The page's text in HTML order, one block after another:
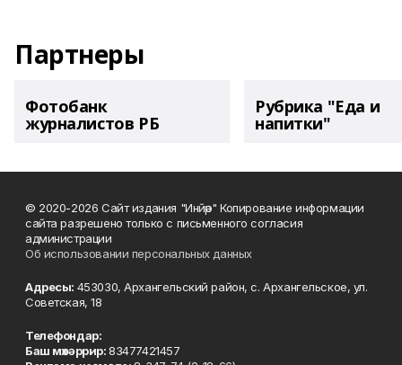
Партнеры
Фотобанк
журналистов РБ
Рубрика "Еда и
напитки"
© 2020-2026 Сайт издания "Инйәр" Копирование информации
сайта разрешено только с письменного согласия
администрации
Об использовании персональных данных
Адресы: 453030, Архангельский район, с. Архангельское, ул.
Советская, 18
Телефондар:
Баш мөхәррир:83477421457